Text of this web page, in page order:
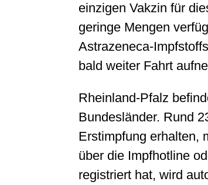
einzigen Vakzin für
geringe Mengen
Astrazeneca-
bald weiter Fahrt
Rheinland-Pfalz
Bundesländer. Rund
Erstimpfung erhalten,
über die Impfhotline
registriert hat, wird